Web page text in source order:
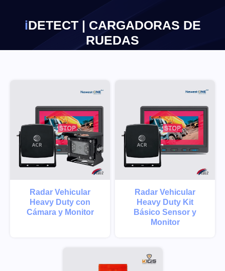
IDETECT | CARGADORAS DE
RUEDAS
Radar Vehicular
Heavy Duty con
Cámara y Monitor
Radar Vehicular
Heavy Duty Kit
Básico Sensor y
Monitor